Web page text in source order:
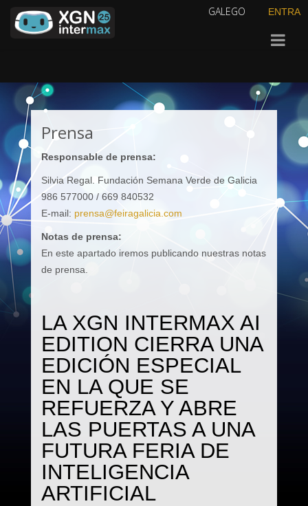
ENTRA
GALEGO
Prensa
Responsable de prensa:
Silvia Regal. Fundación Semana Verde de Galicia
986 577000 / 669 840532
E-mail: prensa@feiragalicia.com
Notas de prensa:
En este apartado iremos publicando nuestras notas
de prensa.
LA XGN INTERMAX AI
EDITION CIERRA UNA
EDICIÓN ESPECIAL
EN LA QUE SE
REFUERZA Y ABRE
LAS PUERTAS A UNA
FUTURA FERIA DE
INTELIGENCIA
ARTIFICIAL